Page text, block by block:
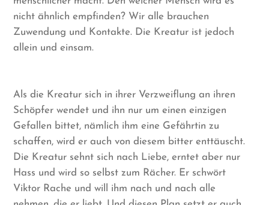
nicht ähnlich empfinden? Wir alle brauchen
Zuwendung und Kontakte. Die Kreatur ist jedoch
allein und einsam.
Als die Kreatur sich in ihrer Verzweiflung an ihren
Schöpfer wendet und ihn nur um einen einzigen
Gefallen bittet, nämlich ihm eine Gefährtin zu
schaffen, wird er auch von diesem bitter enttäuscht.
Die Kreatur sehnt sich nach Liebe, erntet aber nur
Hass und wird so selbst zum Rächer. Er schwört
Viktor Rache und will ihm nach und nach alle